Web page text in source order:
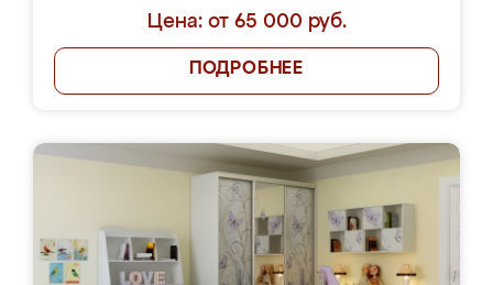
Цена: от 65 000 руб.
ПОДРОБНЕЕ